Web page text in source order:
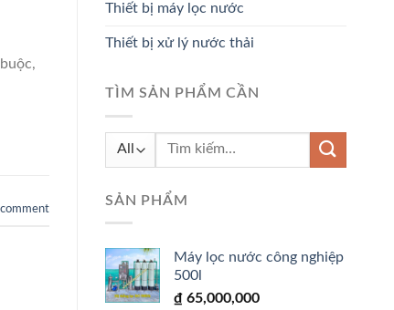
comment
Thiết bị máy lọc nước
Thiết bị xử lý nước thải
TÌM SẢN PHẨM CẦN
Tìm
SẢN PHẨM
Máy lọc nước công nghiệp
500l
₫ 65,000,000